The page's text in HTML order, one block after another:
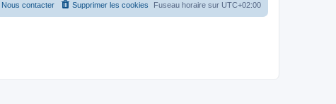
Fuseau horaire sur UTC+02:00
Supprimer les cookies
Nous contacter